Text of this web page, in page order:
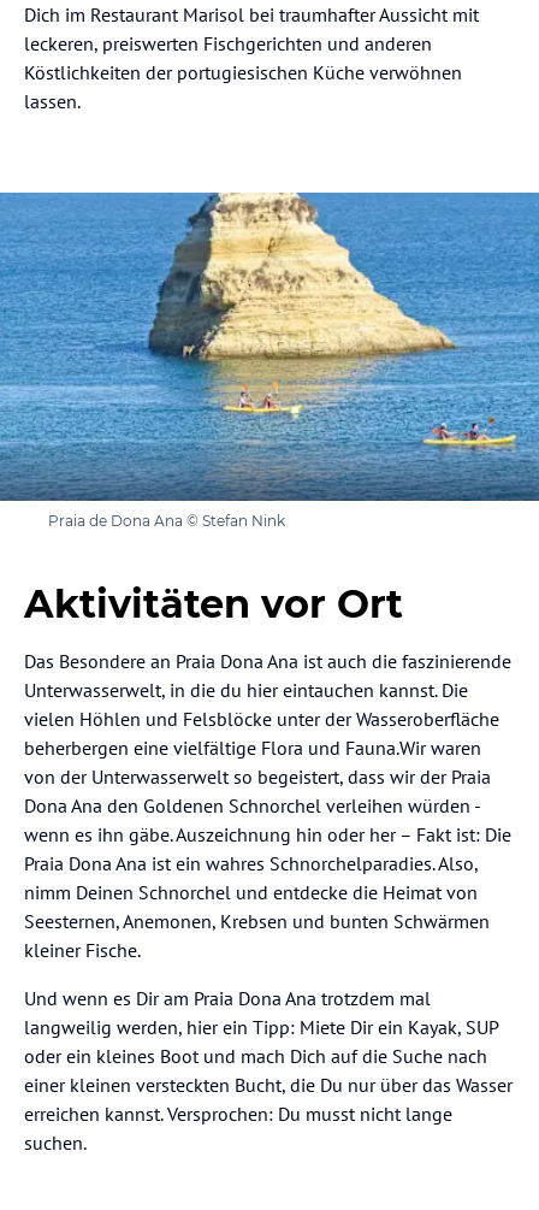
Dich im Restaurant Marisol bei traumhafter Aussicht mit
leckeren, preiswerten Fischgerichten und anderen
Köstlichkeiten der portugiesischen Küche verwöhnen
lassen.
Praia de Dona Ana © Stefan Nink
Aktivitäten vor Ort
Das Besondere an Praia Dona Ana ist auch die faszinierende
Unterwasserwelt, in die du hier eintauchen kannst. Die
vielen Höhlen und Felsblöcke unter der Wasseroberfläche
beherbergen eine vielfältige Flora und Fauna.Wir waren
von der Unterwasserwelt so begeistert, dass wir der Praia
Dona Ana den Goldenen Schnorchel verleihen würden -
wenn es ihn gäbe. Auszeichnung hin oder her – Fakt ist: Die
Praia Dona Ana ist ein wahres Schnorchelparadies. Also,
nimm Deinen Schnorchel und entdecke die Heimat von
Seesternen, Anemonen, Krebsen und bunten Schwärmen
kleiner Fische.
Und wenn es Dir am Praia Dona Ana trotzdem mal
langweilig werden, hier ein Tipp: Miete Dir ein Kayak, SUP
oder ein kleines Boot und mach Dich auf die Suche nach
einer kleinen versteckten Bucht, die Du nur über das Wasser
erreichen kannst. Versprochen: Du musst nicht lange
suchen.